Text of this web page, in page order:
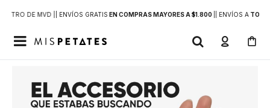
DE MVD | | ENVÍOS GRATIS EN COMPRAS MAYORES A $1.800 | ENVÍOS ATODO
